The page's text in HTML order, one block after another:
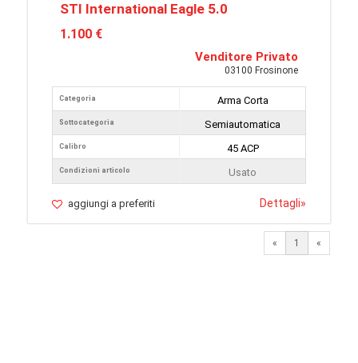
STI International Eagle 5.0
1.100 €
Venditore Privato
03100 Frosinone
Categoria
Sottocategoria
Calibro
Condizioni articolo
Arma Corta
Semiautomatica
45 ACP
Usato
aggiungi a preferiti Dettagli»
« 1 «